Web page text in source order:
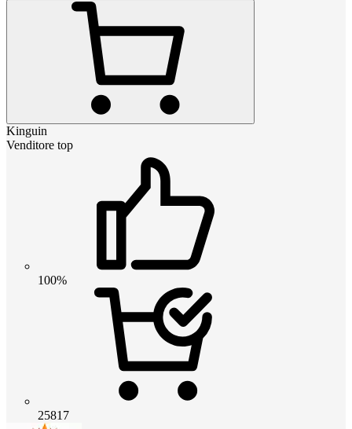
Kinguin
Venditore top
100%
25817